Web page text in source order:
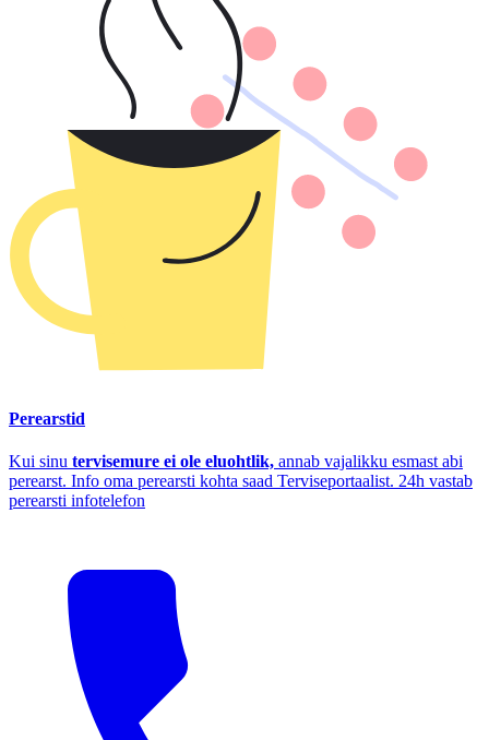
Perearstid
Kui sinu tervisemure ei ole eluohtlik, annab vajalikku esmast abi
perearst. Info oma perearsti kohta saad Terviseportaalist. 24h vastab
perearsti infotelefon